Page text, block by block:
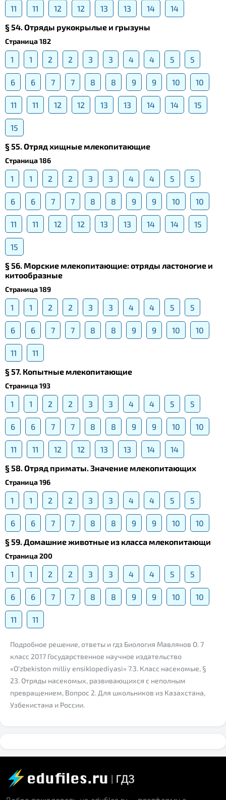
11 11 12 12 13 13 14
14
§ 54. Отряды рукокрылые и грызуны
Страница 182
1 1 2 2 3 3 4 4 5 5
6 6 7 7 8 8 9 9 10 10
11 11 12 12 13 13 14 14 15
15
§ 55. Отряд хищные млекопитающие
Страница 186
1 1 2 2 3 3 4 4 5 5
6 6 7 7 8 8 9 9 10 10
11 11 12 12 13 13 14 14 15
15
§ 56. Морские млекопитающие: отряды ластоногие и
китообразные
Страница 189
1 1 2 2 3 3 4 4 5 5
6 6 7 7 8 8 9 9 10 10
11
11
§ 57. Копытные млекопитающие
Страница 193
1 1 2 2 3 3 4 4 5 5
6 6 7 7 8 8 9 9 10 10
11 11 12 12 13 13 14
14
§ 58. Отряд приматы. Значение млекопитающих
Страница 196
1 1 2 2 3 3 4 4 5 5
6 6 7 7 8 8 9 9 10
10
§ 59. Домашние животные из класса млекопитающи
Страница 200
1 1 2 2 3 3 4 4 5 5
6 6 7 7 8 8 9 9 10 10
11 11
Подробное решение, ответы и гдз Биология Мавлянов О. 7
класс 2017 Государственное научное издательство
«O‘zbekiston milliy ensiklopediyasi» 7.3. Класс насекомые, §
23. Отряды насекомых, развивающихся с неполным
превращением, Вопрос 2. Для школьников из Казахстана,
Узбекистана и России.